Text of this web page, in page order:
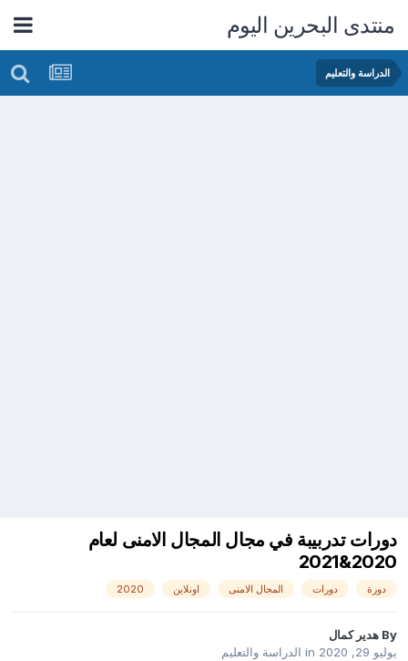
منتدى البحرين اليوم
الدراسة والتعليم
دورات تدربيبة في مجال المجال الامنى لعام
2020&2021
دورة دورات المجال الامنى اونلاين 2020
By هدير كمال
يوليو 29, 2020
in الدراسة والتعليم